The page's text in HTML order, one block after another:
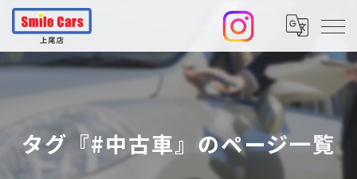
タグ『#中古車』のページ一覧